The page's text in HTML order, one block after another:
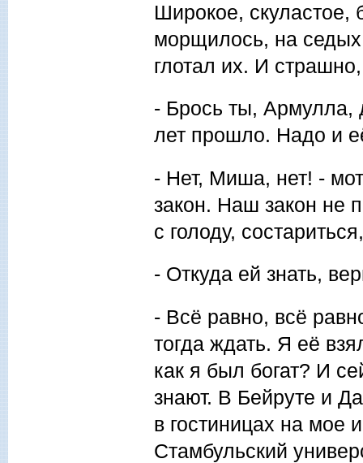
Широкое, скуластое,
морщилось, на
глотал их. И
- Брось ты, Армулла,
лет прошло. Надо и
- Нет, Миша, нет! -
закон. Наш закон не
с голоду,
- Откуда ей знать,
- Всё равно, всё
тогда ждать. Я её
как я был богат? И
знают. В Бейруте и
в гостиницах на мое
Стамбульский